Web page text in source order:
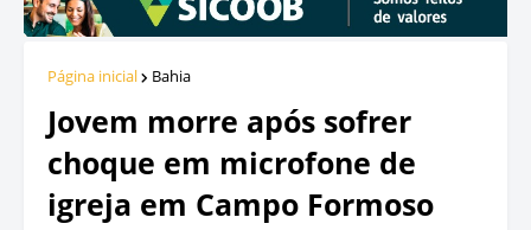
Página inicial Bahia
Jovem morre após sofrer
choque em microfone de
igreja em Campo Formoso